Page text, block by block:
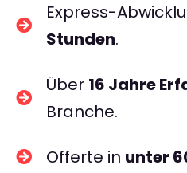
Express-
Stunden.
Über 16 Jahre
Branche.
Offerte in unter